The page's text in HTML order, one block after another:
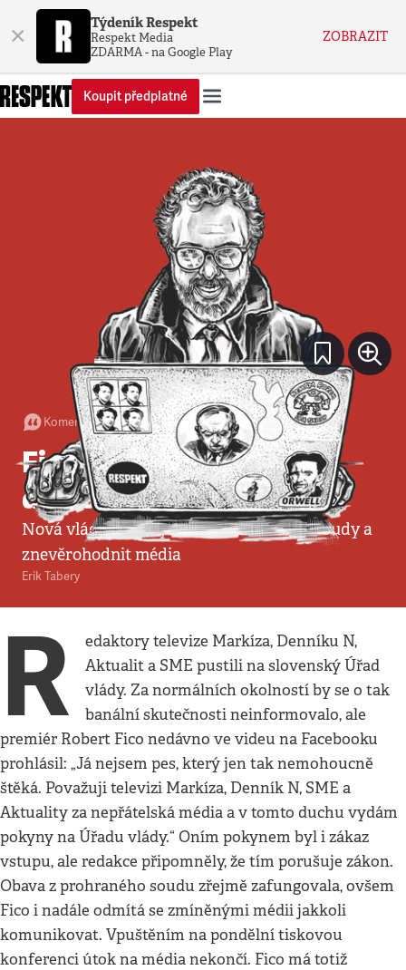
× Týdeník Respekt
Respekt Media
ZDARMA - na Google Play
ZOBRAZIT
Koupit předplatné
Komentář•21. 11. 2023• minuty
Ficův plán na oslabení
demokracie
Nová vláda chce vyřadit policii, oslabit soudy a
znevěrohodnit média
Erik Tabery
R
edaktory televize Markíza, Denníku N,
Aktualit a SME pustili na slovenský Úřad
vlády. Za normálních okolností by se o tak
banální skutečnosti neinformovalo, ale
premiér Robert Fico nedávno ve videu na Facebooku
prohlásil: „Já nejsem pes, který jen tak nemohoucně
štěká. Považuji televizi Markíza, Denník N, SME a
Aktuality za nepřátelská média a v tomto duchu vydám
pokyny na Úřadu vlády.“ Oním pokynem byl i zákaz
vstupu, ale redakce připomněly, že tím porušuje zákon.
Obava z prohraného soudu zřejmě zafungovala, ovšem
Fico i nadále odmítá se zmíněnými médii jakkoli
komunikovat. Vpuštěním na pondělní tiskovou
konferenci útok na média nekončí. Fico má totiž